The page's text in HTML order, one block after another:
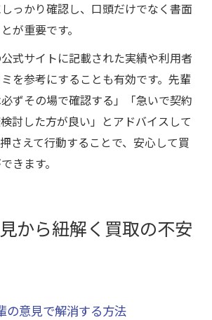
っかり確認し、口頭だけでなく書面
が重要です。
式サイトに記載された実績や利用者
を参考にすることも有効です。先輩
ずその場で確認する」「急いで契約
討した方が良い」とアドバイスして
さえて行動することで、安心して買
きます。
から紐解く買取の不安
の意見で解消する方法